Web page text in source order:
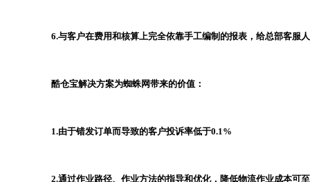
6.与客户在费用和核算上完全依靠手工编制的报表，给总部客服
酷仓宝解决方案为蜘蛛网带来的价值：
1.由于错发订单而导致的客户投诉率低于0.1%
2.通过作业路径、作业方法的指导和优化，降低物流作业成本可